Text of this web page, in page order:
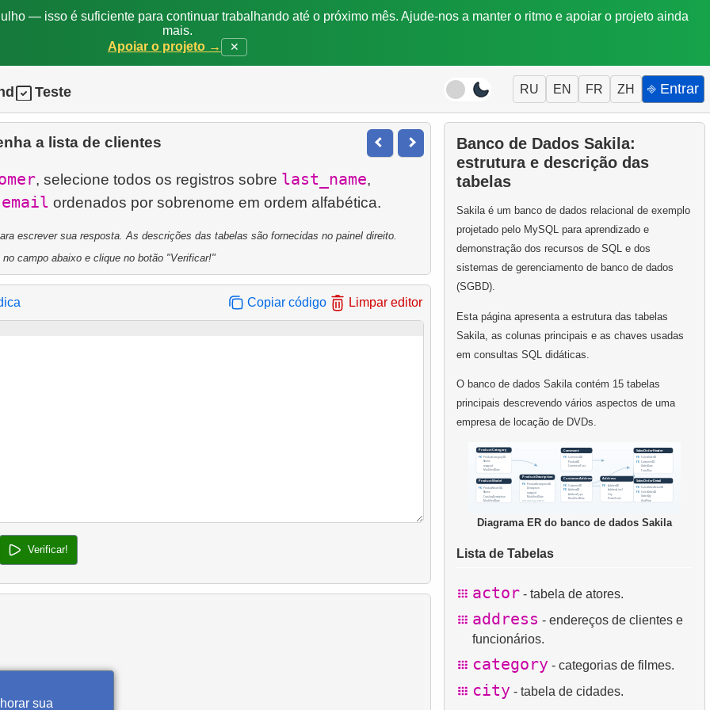
— isso é suficiente para continuar trabalhando até o próximo mês. Ajude-nos a manter o ritmo e apoiar o projeto ainda
mais.
Apoiar o projeto →
✕
Teste RU EN FR ZH ⎆ Entrar
a lista de clientes
, selecione todos os registros sobre last_name,
email
escrever sua resposta. As descrições das tabelas são fornecidas no painel direito.
campo abaixo e clique no botão "Verificar!"
Copiar código Limpar editor
Verificar!
Banco de Dados Sakila:
estrutura e descrição das
tabelas
Sakila é um banco de dados relacional de exemplo
projetado pelo MySQL para aprendizado e
demonstração dos recursos de SQL e dos
sistemas de gerenciamento de banco de dados
(SGBD).
Esta página apresenta a estrutura das tabelas
Sakila, as colunas principais e as chaves usadas
em consultas SQL didáticas.
O banco de dados Sakila contém 15 tabelas
principais descrevendo vários aspectos de uma
empresa de locação de DVDs.
Diagrama ER do banco de dados Sakila
Lista de Tabelas
actor - tabela de atores.
address - endereços de clientes e
funcionários.
category - categorias de filmes.
city - tabela de cidades.
sua